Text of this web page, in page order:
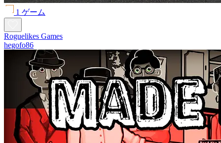
1 ゲーム
Roguelikes Games
hegofo86